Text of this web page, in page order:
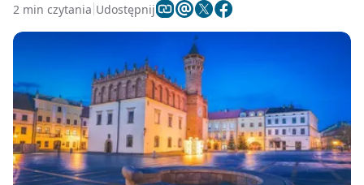
2 min czytania Udostępnij